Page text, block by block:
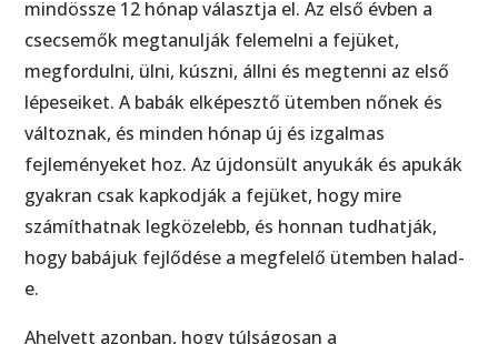
mindössze 12 hónap választja el. Az első évben a
csecsemők megtanulják felemelni a fejüket,
megfordulni, ülni, kúszni, állni és megtenni az első
lépeseiket. A babák elképesztő ütemben nőnek és
változnak, és minden hónap új és izgalmas
fejleményeket hoz. Az újdonsült anyukák és apukák
gyakran csak kapkodják a fejüket, hogy mire
számíthatnak legközelebb, és honnan tudhatják,
hogy babájuk fejlődése a megfelelő ütemben halad-
e.
Ahelyett azonban, hogy túlságosan a